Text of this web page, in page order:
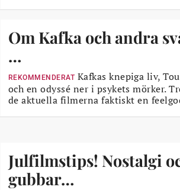
Om Kafka och andra
…
REKOMMENDERAT Kafkas knepiga liv,
och en odyssé ner i psykets mörker.
de aktuella filmerna faktiskt en
Julfilmstips! Nostalgi
gubbar…